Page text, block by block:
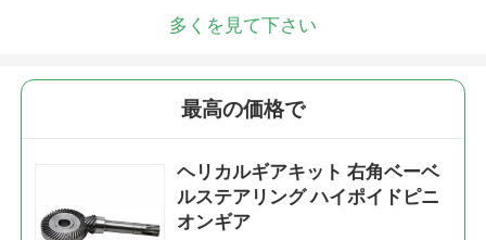
多くを見て下さい
最高の価格で
ヘリカルギアキット 右角ベーベ
ルステアリング ハイポイドピニ
オンギア